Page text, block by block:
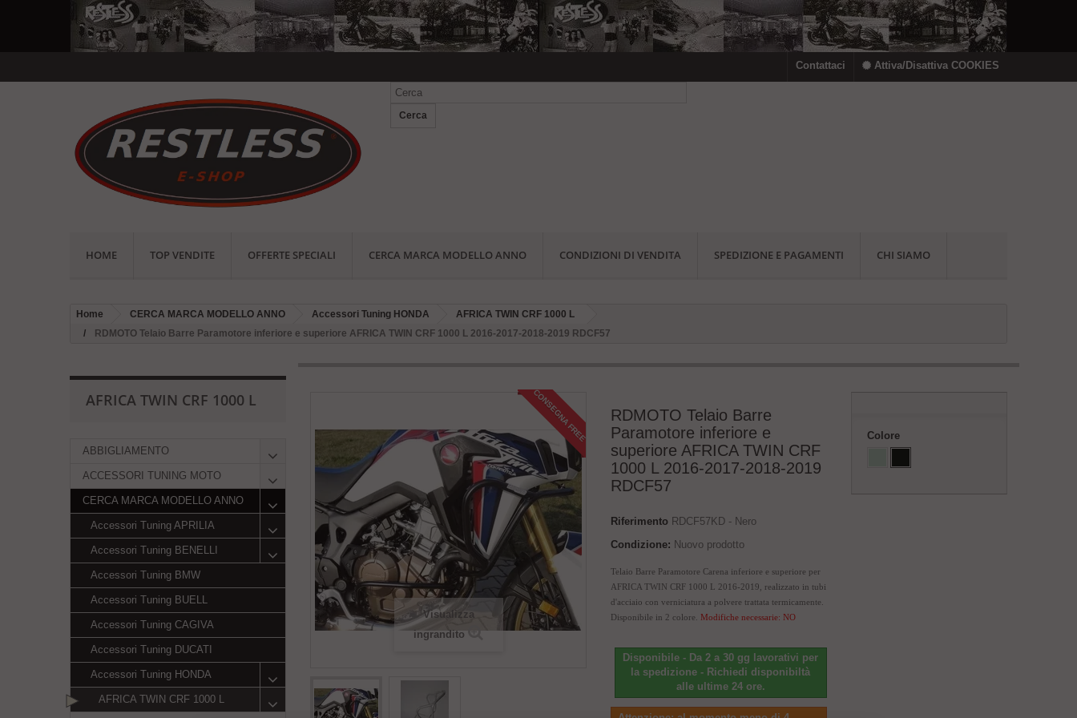
Attiva/Disattiva COOKIES
Contattaci
Cerca
HOME TOP VENDITE OFFERTE SPECIALI CERCA MARCA MODELLO ANNO CONDIZIONI DI VENDITA SPEDIZIONE E PAGAMENTI CHI SIAMO
Home CERCA MARCA MODELLO ANNO Accessori Tuning HONDA
AFRICA TWIN CRF 1000 L
RDMOTO Telaio Barre Paramotore inferiore e superiore AFRICA TWIN CRF 1000 L 2016-2017-2018-2019 RDCF57
AFRICA TWIN CRF 1000 L
ABBIGLIAMENTO
ACCESSORI TUNING MOTO
CERCA MARCA MODELLO ANNO
Accessori Tuning APRILIA
Accessori Tuning BENELLI
Accessori Tuning BMW
Accessori Tuning BUELL
Accessori Tuning CAGIVA
Accessori Tuning DUCATI
Accessori Tuning HONDA
AFRICA TWIN CRF 1000 L
CONSEGNA FREE
Visualizza
ingrandito
RDMOTO Telaio Barre
Paramotore inferiore e
superiore AFRICA TWIN CRF
1000 L 2016-2017-2018-2019
RDCF57
Riferimento RDCF57KD - Nero
Condizione: Nuovo prodotto
Telaio Barre Paramotore Carena inferiore e superiore per
AFRICA TWIN CRF 1000 L 2016-2019, realizzato in tubi
d'acciaio con verniciatura a polvere trattata termicamente.
Disponibile in 2 colore. Modifiche necessarie: NO
Disponibile - Da 2 a 30 gg lavorativi per
la spedizione - Richiedi disponibiltà
alle ultime 24 ore.
Colore